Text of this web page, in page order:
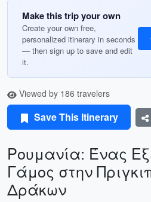
Make this trip your own
Create your own free,
personalized itinerary in seconds
— then sign up to save and edit
it.
Viewed by 186 travelers
Save This Itinerary
Ρουμανία: Ένας
Γάμος στην
Δράκων